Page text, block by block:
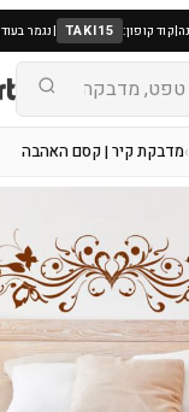
|קוד קופון: TAKI15
|נגמר בעוד
›מדבקת קיר | קסם האהבה